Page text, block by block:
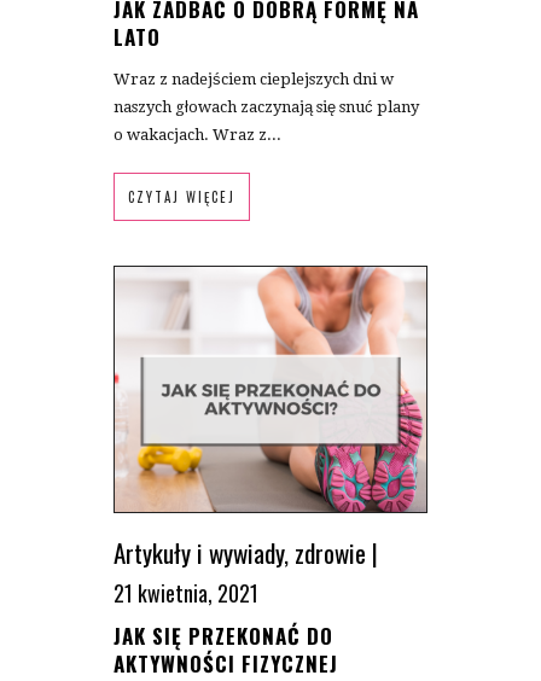
JAK ZADBAĆ O DOBRĄ FORMĘ NA
LATO
Wraz z nadejściem cieplejszych dni w
naszych głowach zaczynają się snuć plany
o wakacjach. Wraz z...
CZYTAJ WIĘCEJ
Artykuły i wywiady,zdrowie |
21 kwietnia, 2021
JAK SIĘ PRZEKONAĆ DO
AKTYWNOŚCI FIZYCZNEJ